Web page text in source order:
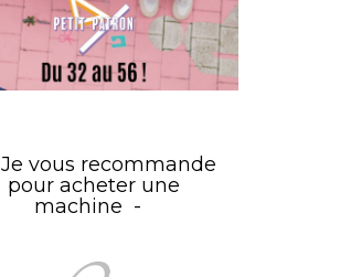
Je vous recommande
pour acheter une
machine